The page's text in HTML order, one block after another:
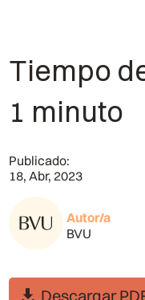
Tiempo
1 minuto
Publicado:
18, Abr, 2023
Autor/a
BVU
Descargar